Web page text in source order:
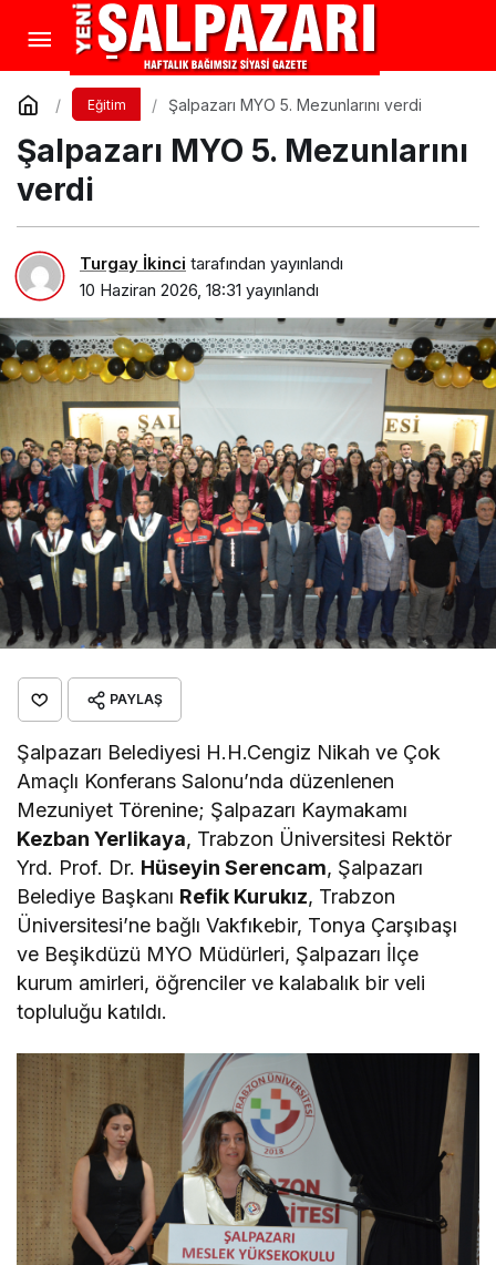
Eğitim Şalpazarı MYO 5. Mezunlarını verdi
Şalpazarı MYO 5. Mezunlarını
verdi
Turgay İkinci tarafından yayınlandı
10 Haziran 2026, 18:31 yayınlandı
PAYLAŞ
Şalpazarı Belediyesi H.H.Cengiz Nikah ve Çok
Amaçlı Konferans Salonu’nda düzenlenen
Mezuniyet Törenine; Şalpazarı Kaymakamı
Kezban Yerlikaya, Trabzon Üniversitesi Rektör
Yrd. Prof. Dr. Hüseyin Serencam, Şalpazarı
Belediye Başkanı Refik Kurukız, Trabzon
Üniversitesi’ne bağlı Vakfıkebir, Tonya Çarşıbaşı
ve Beşikdüzü MYO Müdürleri, Şalpazarı İlçe
kurum amirleri, öğrenciler ve kalabalık bir veli
topluluğu katıldı.